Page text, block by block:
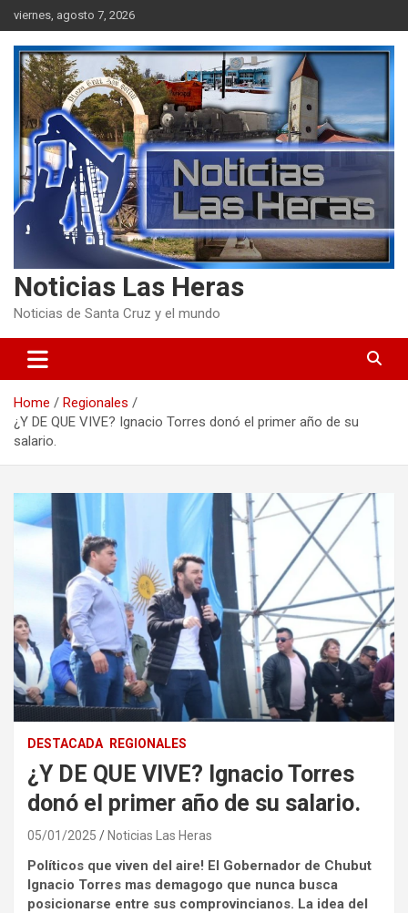
Skip
to
content
viernes, agosto 7, 2026
Noticias Las Heras
Noticias de Santa Cruz y el mundo
Home
Regionales
¿Y DE QUE VIVE? Ignacio Torres donó el primer año de su
salario.
DESTACADA REGIONALES
¿Y DE QUE VIVE? Ignacio Torres
donó el primer año de su salario.
05/01/2025 Noticias Las Heras
Políticos que viven del aire! El Gobernador de Chubut
Ignacio Torres mas demagogo que nunca busca
posicionarse entre sus comprovincianos. La idea del